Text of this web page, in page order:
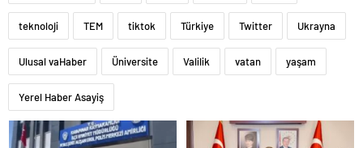
teknoloji TEM tiktok Türkiye Twitter Ukrayna
Ulusal vaHaber Üniversite Valilik vatan yaşam
Yerel Haber Asayiş